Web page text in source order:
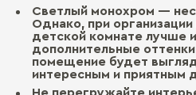
Светлый монохром —
Однако, при
детской комнате лучше
дополнительные
помещение будет
интересным и приятным